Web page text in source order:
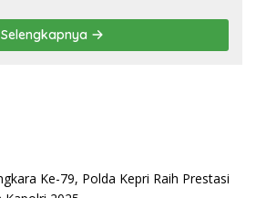
Selengkapnya